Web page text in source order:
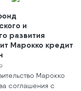
и
развития
Марокко кредит
Марокко
соглашения с